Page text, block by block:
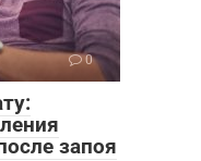
0
запоя